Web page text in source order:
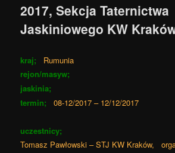
2017, Sekcja Taternictwa
Jaskiniowego KW
kraj; Rumunia
rejon/masyw;
jaskinia;
termin;
08-12/2017 – 12/12/2017
uczestnicy;
Tomasz Pawłowski – STJ KW Kraków,